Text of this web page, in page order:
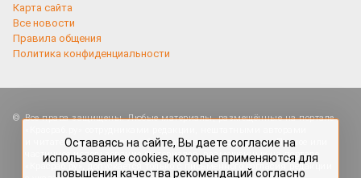
Карта сайта
Все новости
Правила общения
Политика конфиденциальности
Все права защищены. Любые материалы, размещённые на портале
и читателями, являются объектами авторского права. Полное или
частичное использование материалов, размещённых на портале
«Красраб.ру», допускается только с письменного согласия редакции
использование cookies, которые применяются для
повышения качества рекомендаций согласно
. Отказаться от cookies, можно через
настройки Вашего браузера.